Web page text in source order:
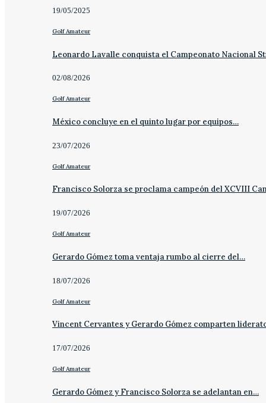
19/05/2025
Golf Amateur
Leonardo Lavalle conquista el Campeonato Nacional
02/08/2026
Golf Amateur
México concluye en el quinto lugar por equipos…
23/07/2026
Golf Amateur
Francisco Solorza se proclama campeón del XCVIII
19/07/2026
Golf Amateur
Gerardo Gómez toma ventaja rumbo al cierre del…
18/07/2026
Golf Amateur
Vincent Cervantes y Gerardo Gómez comparten
17/07/2026
Golf Amateur
Gerardo Gómez y Francisco Solorza se adelantan en…